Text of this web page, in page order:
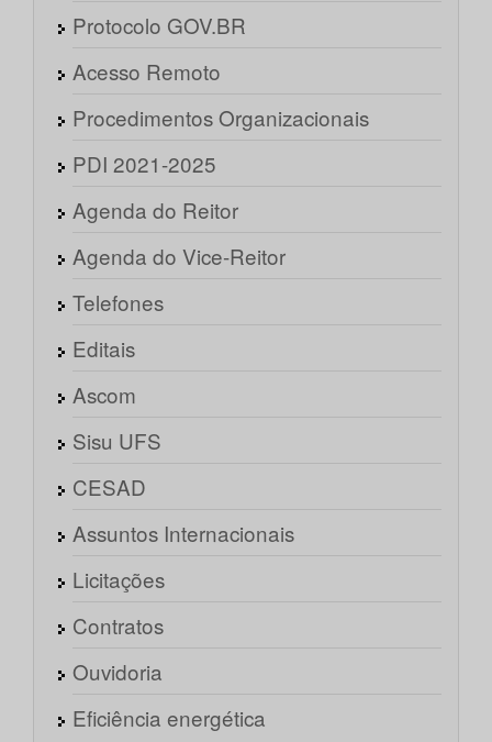
Protocolo GOV.BR
Acesso Remoto
Procedimentos Organizacionais
PDI 2021-2025
Agenda do Reitor
Agenda do Vice-Reitor
Telefones
Editais
Ascom
Sisu UFS
CESAD
Assuntos Internacionais
Licitações
Contratos
Ouvidoria
Eficiência energética